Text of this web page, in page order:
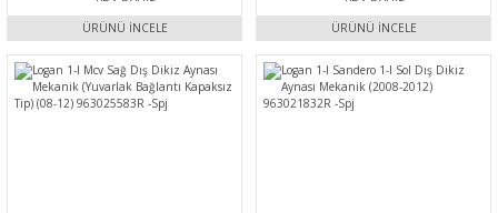
ÜRÜNÜ İNCELE
ÜRÜNÜ İNCELE